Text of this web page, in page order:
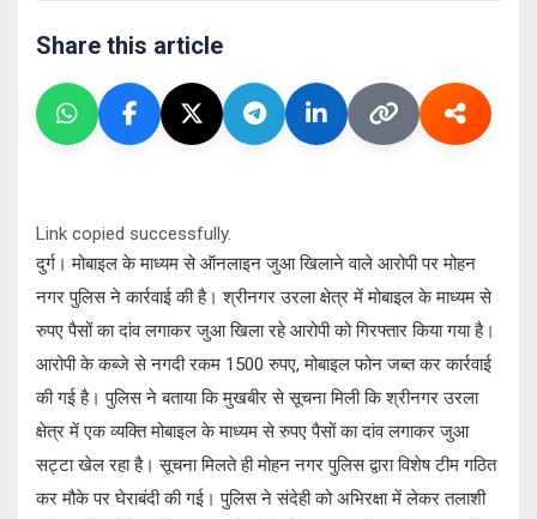
Share this article
Link copied successfully.
दुर्ग। मोबाइल के माध्यम से ऑनलाइन जुआ खिलाने वाले आरोपी पर मोहन
नगर पुलिस ने कार्रवाई की है। श्रीनगर उरला क्षेत्र में मोबाइल के माध्यम से
रुपए पैसों का दांव लगाकर जुआ खिला रहे आरोपी को गिरफ्तार किया गया है।
आरोपी के कब्जे से नगदी रकम 1500 रुपए, मोबाइल फोन जब्त कर कार्रवाई
की गई है। पुलिस ने बताया कि मुखबीर से सूचना मिली कि श्रीनगर उरला
क्षेत्र में एक व्यक्ति मोबाइल के माध्यम से रुपए पैसों का दांव लगाकर जुआ
सट्टा खेल रहा है। सूचना मिलते ही मोहन नगर पुलिस द्वारा विशेष टीम गठित
कर मौके पर घेराबंदी की गई। पुलिस ने संदेही को अभिरक्षा में लेकर तलाशी